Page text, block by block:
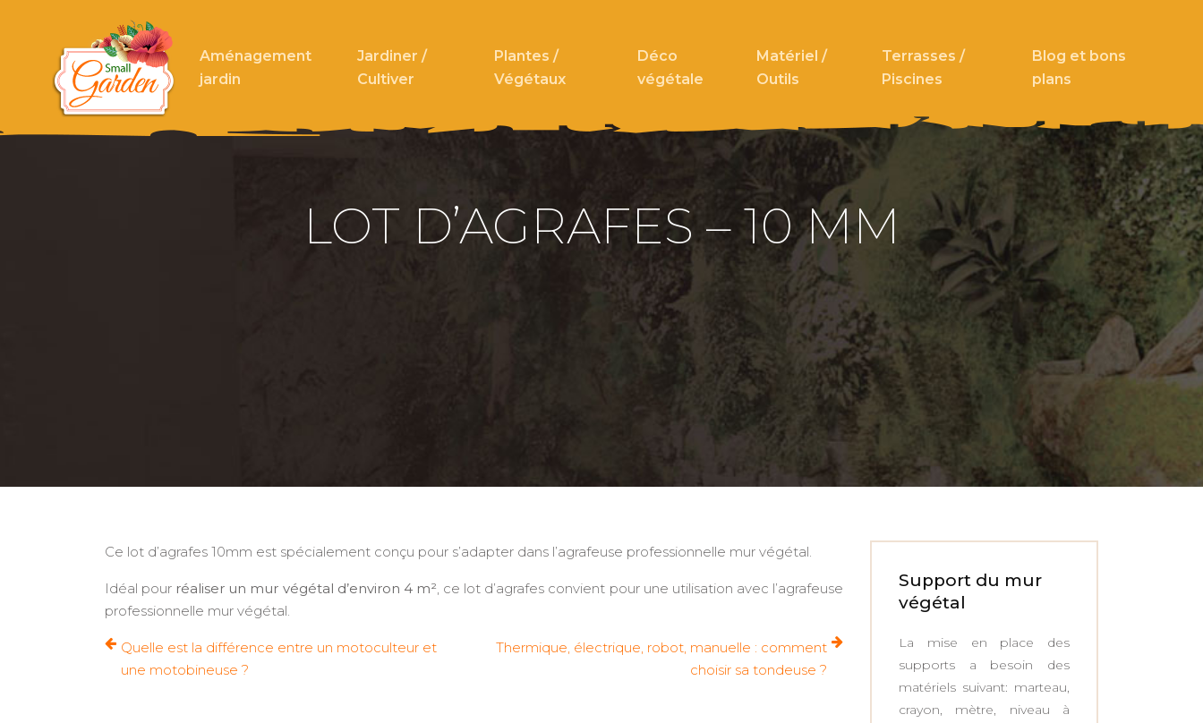
Aménagement
jardin
Jardiner /
Cultiver
Plantes /
Végétaux
Déco
végétale
Matériel /
Outils
Terrasses /
Piscines
Blog et bons
plans
LOT D’AGRAFES – 10 MM
Ce lot d’agrafes 10mm est spécialement conçu pour s’adapter dans l’agrafeuse professionnelle mur végétal.
Idéal pour réaliser un mur végétal d’environ 4 m², ce lot d’agrafes convient pour une utilisation avec l’agrafeuse
professionnelle mur végétal.
Quelle est la différence entre un motoculteur et
une motobineuse ?
Thermique, électrique, robot, manuelle : comment
choisir sa tondeuse ?
Support du mur
végétal
La mise en place des
supports a besoin des
matériels suivant: marteau,
crayon, mètre, niveau à